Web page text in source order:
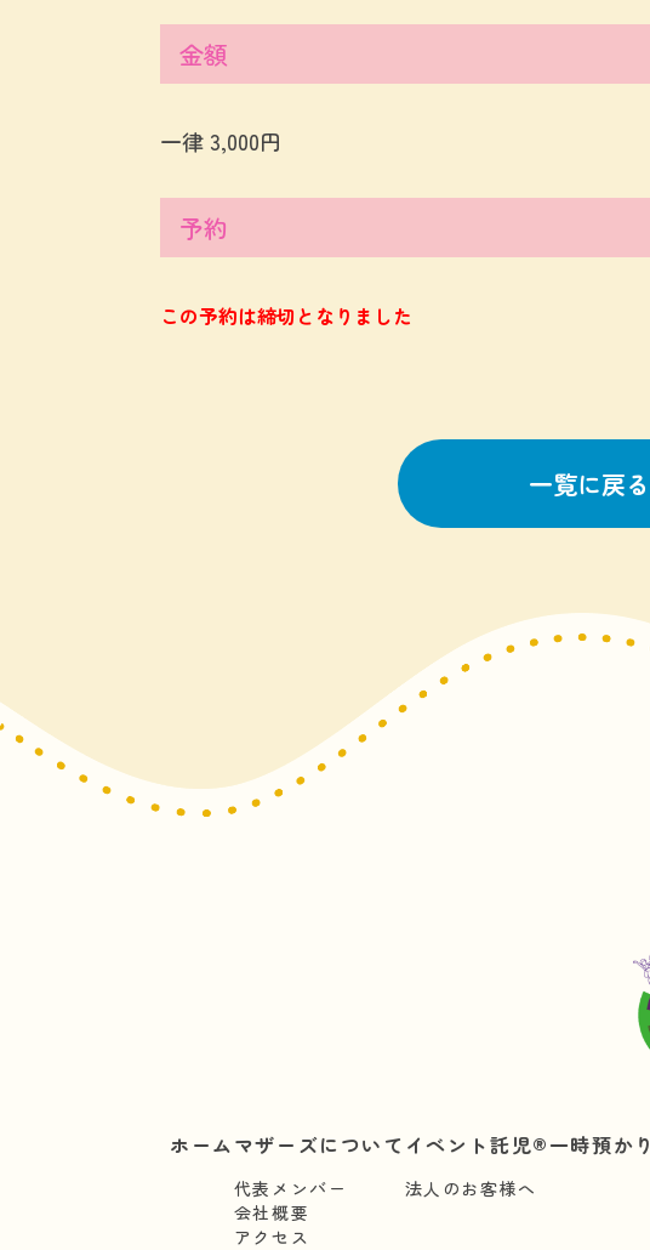
金額
一律 3,000円
予約
この予約は締切となりました
一覧に戻る
ホームマザーズについて
代表メンバー
会社概要
アクセス
イベント託児®︎
法人のお客様へ
一時預かり